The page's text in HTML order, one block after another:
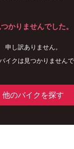
かりませんでした。
申し訳ありません。
イクは見つかりませんで
他のバイクを探す